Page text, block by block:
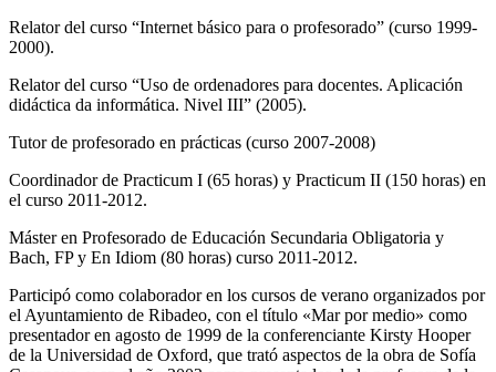
Relator del curso “Internet básico para o profesorado” (curso 1999-
2000).
Relator del curso “Uso de ordenadores para docentes. Aplicación
didáctica da informática. Nivel III” (2005).
Tutor de profesorado en prácticas (curso 2007-2008)
Coordinador de Practicum I (65 horas) y Practicum II (150 horas) en
el curso 2011-2012.
Máster en Profesorado de Educación Secundaria Obligatoria y
Bach, FP y En Idiom (80 horas) curso 2011-2012.
Participó como colaborador en los cursos de verano organizados por
el Ayuntamiento de Ribadeo, con el título «Mar por medio» como
presentador en agosto de 1999 de la conferenciante Kirsty Hooper
de la Universidad de Oxford, que trató aspectos de la obra de Sofía